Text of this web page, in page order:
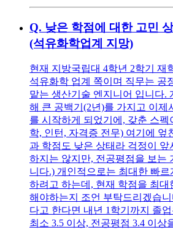
Q. 낮은 학점에 대한 고민
(석유화학업계 지망)
현재 지방국립대 4학년 2학기 재
석유화학 업계 쪽이며 직무는 공
맡는 생산기술 엔지니어 입니다.
해 큰 공백기(2년)를 가지고 이제
를 시작하게 되었기에, 갖춘 스펙
학, 인턴, 자격증 전무) 여기에 엎
과 학점도 낮은 상태라 걱정이 앞
하지는 않지만, 전공평점을 보는
니다.) 개인적으로는 최대한 빠
하려고 하는데, 현재 학점을 최대
해야하는지 조언 부탁드리겠습
다고 한다면 내년 1학기까지 졸
최소 3.5 이상, 전공평점 3.4 이상